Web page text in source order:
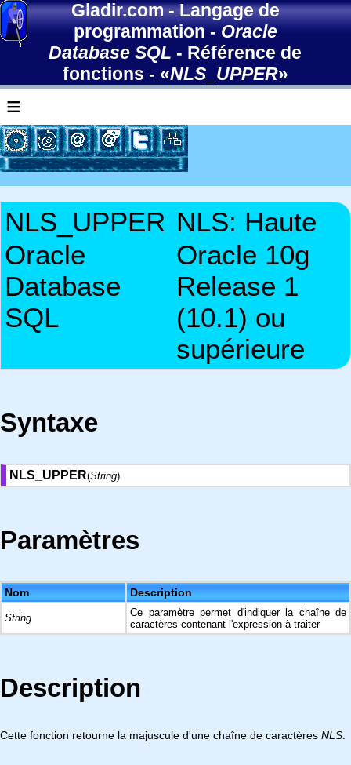
Gladir.com-Langage de
programmation-Oracle
Database SQL - Référence de
fonctions - «NLS_UPPER»
≡
NLS_UPPER NLS: Haute
Oracle
Database
SQL
Oracle 10g
Release 1
(10.1) ou
supérieure
Syntaxe
NLS_UPPER(String)
Paramètres
Nom Description
String
Ce paramètre permet d'indiquer la chaîne de
caractères contenant l'expression à traiter
Description
Cette fonction retourne la majuscule d'une chaîne de caractères NLS